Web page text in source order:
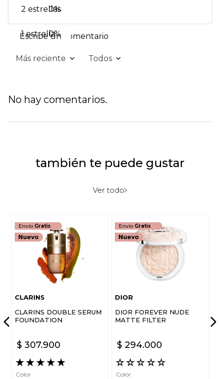
2 estrellas
0%
1 estrella0%
Escribe un comentario
Tu nombre
Escribe un comentario
ENVIAR COMENTARIO
Más reciente Todos
No hay comentarios.
también te puede gustar
Ver todo
Envío Gratis
CLARINS
CLARINS DOUBLE SERUM
FOUNDATION
$ 307.900
★★★★★
Color
Envío Gratis
DIOR
DIOR FOREVER NUDE
MATTE FILTER
$ 294.000
☆☆☆☆☆
Color